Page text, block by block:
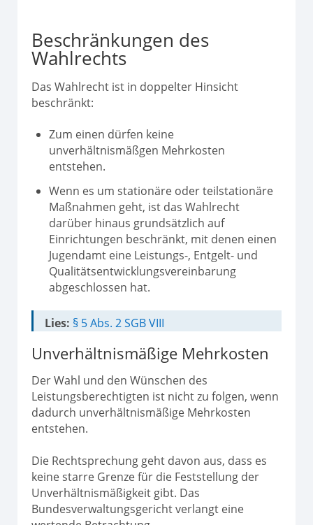
Beschränkungen des
Wahlrechts
Das Wahlrecht ist in doppelter Hinsicht
beschränkt:
Zum einen dürfen keine
unverhältnismäßgen Mehrkosten
entstehen.
Wenn es um stationäre oder teilstationäre
Maßnahmen geht, ist das Wahlrecht
darüber hinaus grundsätzlich auf
Einrichtungen beschränkt, mit denen einen
Jugendamt eine Leistungs-, Entgelt- und
Qualitätsentwicklungsvereinbarung
abgeschlossen hat.
Lies: § 5 Abs. 2 SGB VIII
Unverhältnismäßige Mehrkosten
Der Wahl und den Wünschen des
Leistungsberechtigten ist nicht zu folgen, wenn
dadurch unverhältnismäßige Mehrkosten
entstehen.
Die Rechtsprechung geht davon aus, dass es
keine starre Grenze für die Feststellung der
Unverhältnismäßigkeit gibt. Das
Bundesverwaltungsgericht verlangt eine